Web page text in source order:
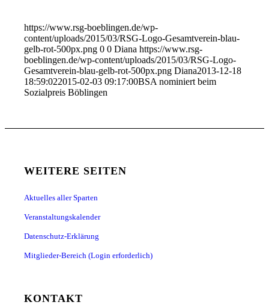
https://www.rsg-boeblingen.de/wp-
content/uploads/2015/03/RSG-Logo-Gesamtverein-blau-
gelb-rot-500px.png 0 0 Diana https://www.rsg-
boeblingen.de/wp-content/uploads/2015/03/RSG-Logo-
Gesamtverein-blau-gelb-rot-500px.png Diana2013-12-18
18:59:022015-02-03 09:17:00BSA nominiert beim
Sozialpreis Böblingen
WEITERE SEITEN
Aktuelles aller Sparten
Veranstaltungskalender
Datenschutz-Erklärung
Mitglieder-Bereich (Login erforderlich)
KONTAKT